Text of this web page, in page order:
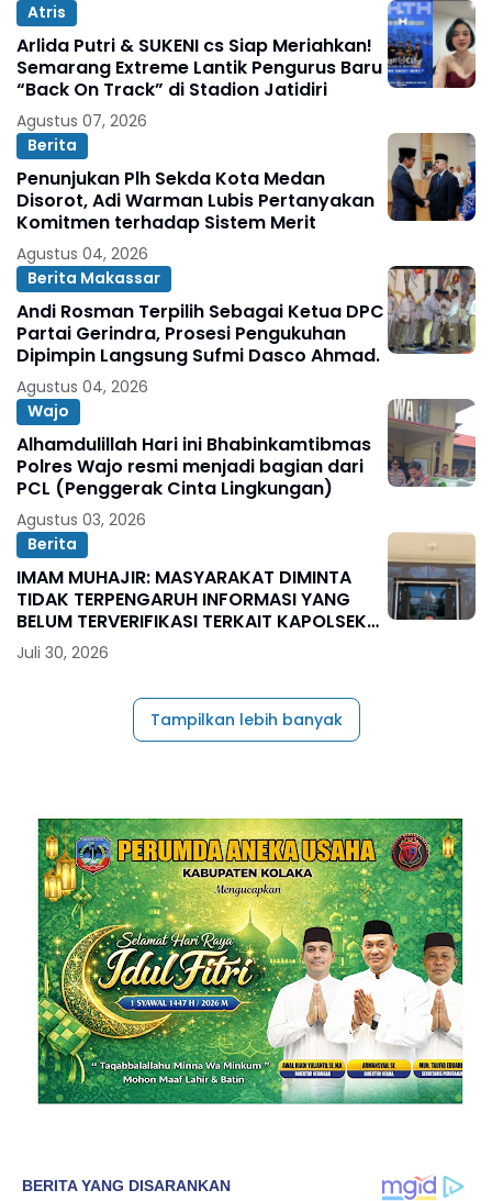
Atris
Arlida Putri & SUKENI cs Siap Meriahkan!
Semarang Extreme Lantik Pengurus Baru
“Back On Track” di Stadion Jatidiri
Agustus 07, 2026
Berita
Penunjukan Plh Sekda Kota Medan
Disorot, Adi Warman Lubis Pertanyakan
Komitmen terhadap Sistem Merit
Agustus 04, 2026
Berita Makassar
Andi Rosman Terpilih Sebagai Ketua DPC
Partai Gerindra, Prosesi Pengukuhan
Dipimpin Langsung Sufmi Dasco Ahmad.
Agustus 04, 2026
Wajo
Alhamdulillah Hari ini Bhabinkamtibmas
Polres Wajo resmi menjadi bagian dari
PCL (Penggerak Cinta Lingkungan)
Agustus 03, 2026
Berita
IMAM MUHAJIR: MASYARAKAT DIMINTA
TIDAK TERPENGARUH INFORMASI YANG
BELUM TERVERIFIKASI TERKAIT KAPOLSEK
BOLO
Juli 30, 2026
Tampilkan lebih banyak